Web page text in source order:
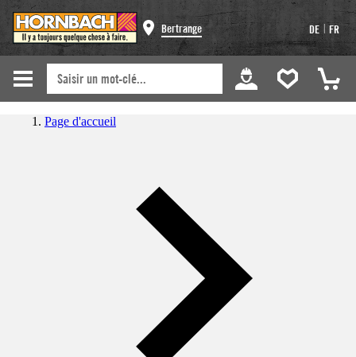
Bertrange DE | FR
Page d'accueil